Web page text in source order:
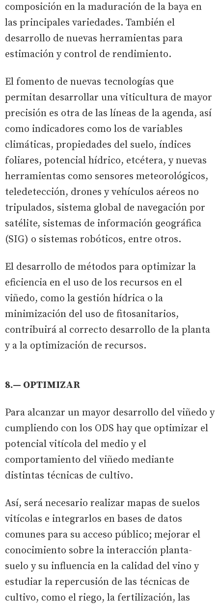
composición en la maduración de la baya en
las principales variedades. También el
desarrollo de nuevas herramientas para
estimación y control de rendimiento.
El fomento de nuevas tecnologías que
permitan desarrollar una viticultura de mayor
precisión es otra de las líneas de la agenda, así
como indicadores como los de variables
climáticas, propiedades del suelo, índices
foliares, potencial hídrico, etcétera, y nuevas
herramientas como sensores meteorológicos,
teledetección, drones y vehículos aéreos no
tripulados, sistema global de navegación por
satélite, sistemas de información geográfica
(SIG) o sistemas robóticos, entre otros.
El desarrollo de métodos para optimizar la
eficiencia en el uso de los recursos en el
viñedo, como la gestión hídrica o la
minimización del uso de fitosanitarios,
contribuirá al correcto desarrollo de la planta
y a la optimización de recursos.
8.— OPTIMIZAR
Para alcanzar un mayor desarrollo del viñedo y
cumpliendo con los ODS hay que optimizar el
potencial vitícola del medio y el
comportamiento del viñedo mediante
distintas técnicas de cultivo.
Así, será necesario realizar mapas de suelos
vitícolas e integrarlos en bases de datos
comunes para su acceso público; mejorar el
conocimiento sobre la interacción planta-
suelo y su influencia en la calidad del vino y
estudiar la repercusión de las técnicas de
cultivo, como el riego, la fertilización, las